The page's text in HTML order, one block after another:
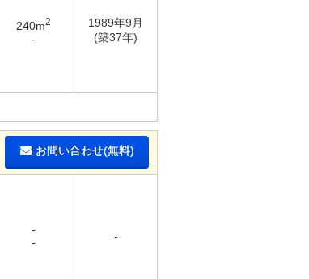
240m2
-
1989年9月
(築37年)
お問い合わせ(無料)
-
-
-